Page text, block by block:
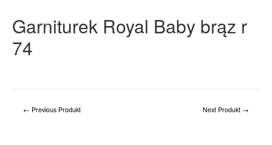
Garniturek Royal Baby brąz r
74
← Previous Produkt Next Produkt →